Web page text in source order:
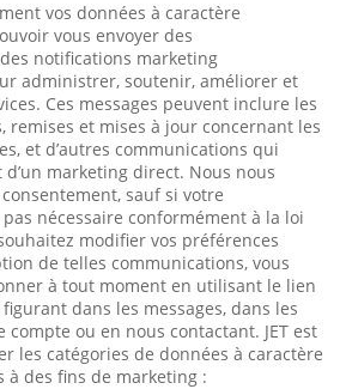
vos données à caractère
vous envoyer des
notifications marketing
administrer, soutenir, améliorer et
Ces messages peuvent inclure les
remises et mises à jour concernant les
et d’autres communications qui
d’un marketing direct. Nous nous
sauf si votre
pas nécessaire conformément à la loi
modifier vos préférences
de telles communications, vous
à tout moment en utilisant le lien
dans les messages, dans les
compte ou en nous contactant. JET est
les catégories de données à caractère
à des fins de marketing :